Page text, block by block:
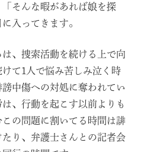
そんな暇があれば娘を探
入ってきます。
、捜索活動を続ける上で向
て1人で悩み苦しみ泣く時
中傷への対処に奪われてい
、行動を起こす以前よりも
の問題に割いてる時間は誹
り、弁護士さんとの記者会